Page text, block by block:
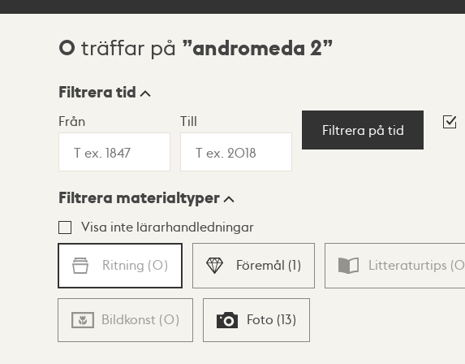
Sökresultat
0 träffar på andromeda 2
Visningsläge
Lista Karta
Filtrera tid
Från Till
Filtrera på tid
Filtrera materialtyper
Visa inte lärarhandledningar
Ritning (0) Föremål (1) Litteraturtips (0
Bildkonst (0) Foto (13)